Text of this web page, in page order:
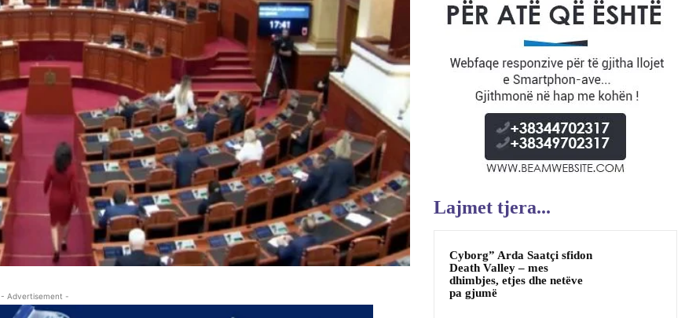
- Advertisement -
Lajmet tjera...
Cyborg” Arda Saatçi sfidon
Death Valley – mes
dhimbjes, etjes dhe netëve
pa gjumë